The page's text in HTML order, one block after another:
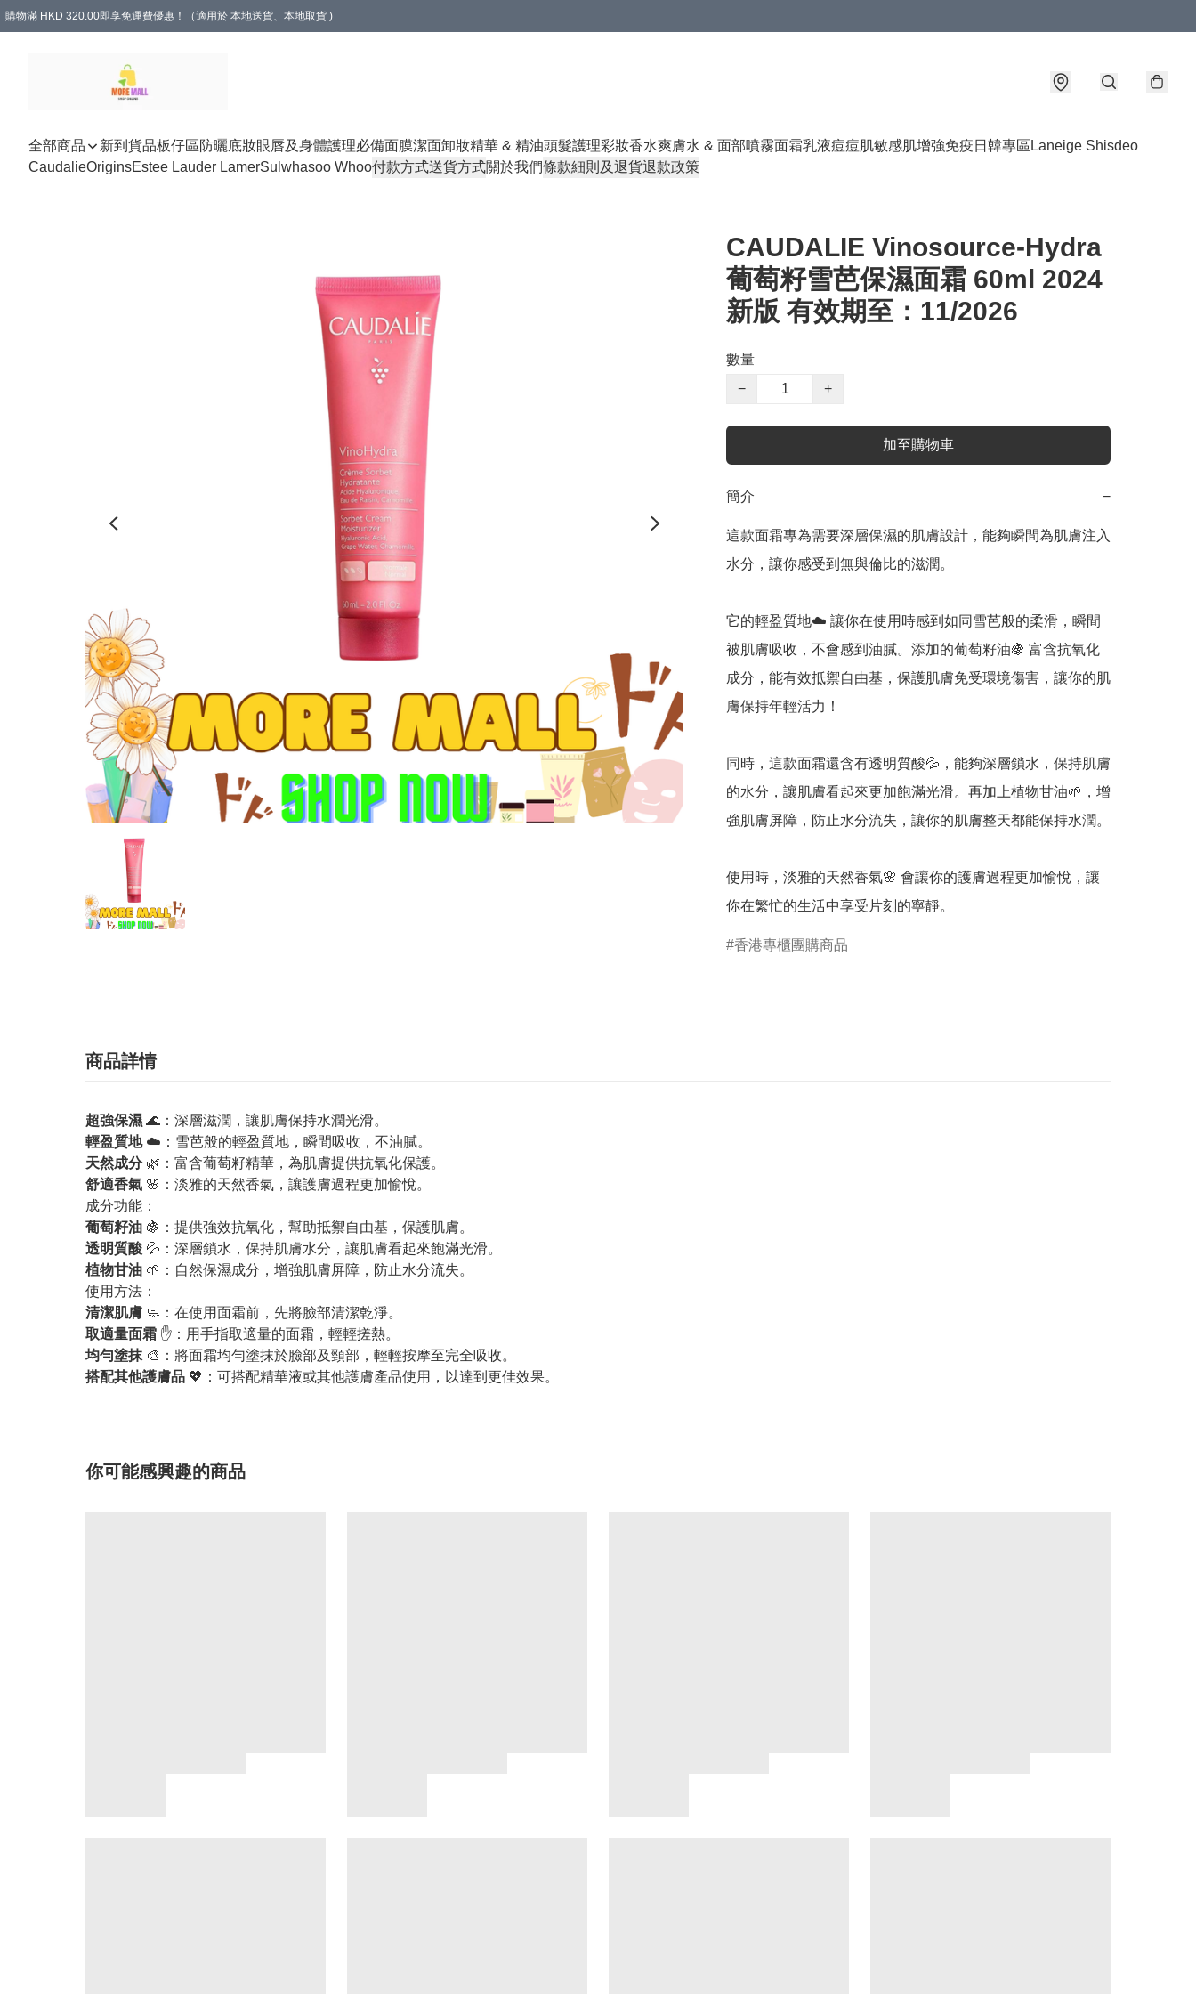
購物滿 HKD 320.00即享免運費優惠！（適用於 本地送貨、本地取貨 )
全部商品 新到貨品板仔區防曬底妝眼唇及身體護理必備面膜潔面卸妝精華 & 精油頭髮護理彩妝香水爽膚水 & 面部噴霧面霜乳液痘痘肌敏感肌增強免疫 日韓專區 Laneige Shisdeo
CaudalieOriginsEstee Lauder LamerSulwhasoo Whoo付款方式送貨方式關於我們條款細則及退貨退款政策
CAUDALIE Vinosource-Hydra
葡萄籽雪芭保濕面霜 60ml 2024
新版 有效期至：11/2026
數量
−
+
加至購物車
簡介 −
這款面霜專為需要深層保濕的肌膚設計，能夠瞬間為肌膚注入
水分，讓你感受到無與倫比的滋潤。
它的輕盈質地☁️ 讓你在使用時感到如同雪芭般的柔滑，瞬間
被肌膚吸收，不會感到油膩。添加的葡萄籽油🍇 富含抗氧化
成分，能有效抵禦自由基，保護肌膚免受環境傷害，讓你的肌
膚保持年輕活力！
同時，這款面霜還含有透明質酸💦，能夠深層鎖水，保持肌膚
的水分，讓肌膚看起來更加飽滿光滑。再加上植物甘油🌱，增
強肌膚屏障，防止水分流失，讓你的肌膚整天都能保持水潤。
使用時，淡雅的天然香氣🌸 會讓你的護膚過程更加愉悅，讓
你在繁忙的生活中享受片刻的寧靜。
香港專櫃團購商品
商品詳情
超強保濕🌊：深層滋潤，讓肌膚保持水潤光滑。
輕盈質地☁️：雪芭般的輕盈質地，瞬間吸收，不油膩。
天然成分🌿：富含葡萄籽精華，為肌膚提供抗氧化保護。
舒適香氣 🌸：淡雅的天然香氣，讓護膚過程更加愉悅。
成分功能：
葡萄籽油 🍇：提供強效抗氧化，幫助抵禦自由基，保護肌膚。
透明質酸 💦：深層鎖水，保持肌膚水分，讓肌膚看起來飽滿光滑。
植物甘油 🌱：自然保濕成分，增強肌膚屏障，防止水分流失。
使用方法：
清潔肌膚 🧼：在使用面霜前，先將臉部清潔乾淨。
取適量面霜 ✋：用手指取適量的面霜，輕輕搓熱。
均勻塗抹 🎨：將面霜均勻塗抹於臉部及頸部，輕輕按摩至完全吸收。
搭配其他護膚品 💖：可搭配精華液或其他護膚產品使用，以達到更佳效果。
你可能感興趣的商品